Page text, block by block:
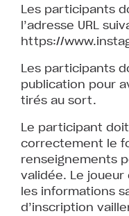
Les participants
l’adresse URL
https://
Les participants
publication pour
tirés au sort.
Le participant
correctement le
renseignements
validée. Le
les informations
d’inscription